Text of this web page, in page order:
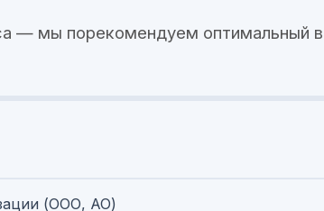
— мы порекомендуем оптимальный
(ООО, АО)